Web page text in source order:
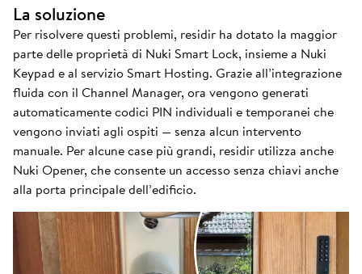
La soluzione
Per risolvere questi problemi, residir ha dotato la maggior
parte delle proprietà di Nuki Smart Lock, insieme a Nuki
Keypad e al servizio Smart Hosting. Grazie all’integrazione
fluida con il Channel Manager, ora vengono generati
automaticamente codici PIN individuali e temporanei che
vengono inviati agli ospiti — senza alcun intervento
manuale. Per alcune case più grandi, residir utilizza anche
Nuki Opener, che consente un accesso senza chiavi anche
alla porta principale dell’edificio.